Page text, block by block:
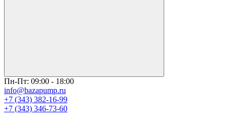
Пн-Пт: 09:00 - 18:00
info@bazapump.ru
+7 (343) 382-16-99
+7 (343) 346-73-‬60